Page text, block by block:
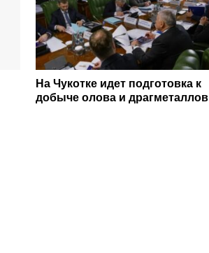
На Чукотке идет подготовка к
добыче олова и драгметаллов